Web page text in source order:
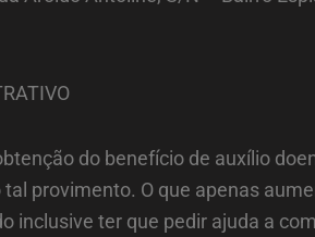
do benefício de auxílio
provimento. O que apenas
ter que pedir ajuda a